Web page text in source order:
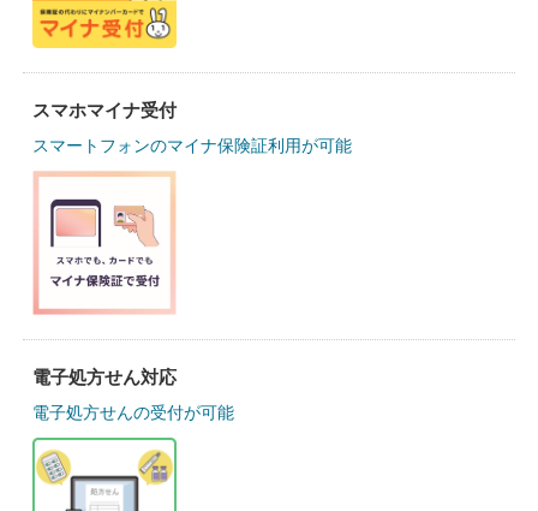
スマホマイナ受付
スマートフォンのマイナ保険証利用が可能
電子処方せん対応
電子処方せんの受付が可能